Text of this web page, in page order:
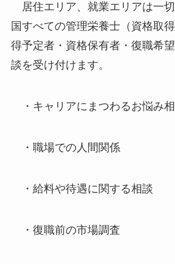
居住エリア、就業エリアは一
国すべての管理栄養士（資格取
得予定者・資格保有者・復職希
談を受け付けます。
・キャリアにまつわるお悩み
・職場での人間関係
・給料や待遇に関する相談
・復職前の市場調査